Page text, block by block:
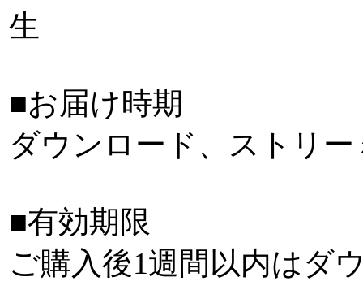
生
■お届け時期
ダウンロード、ストリ
■有効期限
ご購入後1週間以内はダ